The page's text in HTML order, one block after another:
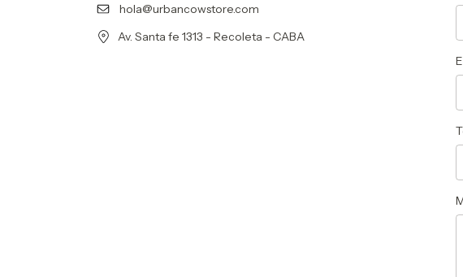
hola@urbancowstore.com
Av. Santa fe 1313 - Recoleta - CABA